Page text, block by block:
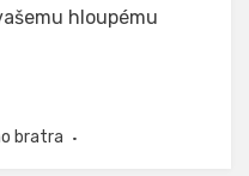
hloupému
bratra